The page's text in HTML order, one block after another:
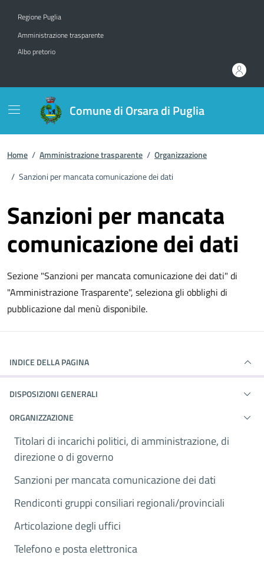
Regione Puglia
Amministrazione trasparente
Albo pretorio
Comune di Orsara di Puglia
Home / Amministrazione trasparente / Organizzazione
/ Sanzioni per mancata comunicazione dei dati
Sanzioni per mancata
comunicazione dei dati
Sezione "Sanzioni per mancata comunicazione dei dati" di
"Amministrazione Trasparente", seleziona gli obblighi di
pubblicazione dal menù disponibile.
INDICE DELLA PAGINA
DISPOSIZIONI GENERALI
ORGANIZZAZIONE
Titolari di incarichi politici, di amministrazione, di
direzione o di governo
Sanzioni per mancata comunicazione dei dati
Rendiconti gruppi consiliari regionali/provinciali
Articolazione degli uffici
Telefono e posta elettronica